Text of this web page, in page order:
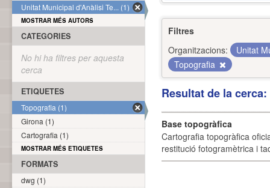
Filtres
Organitzacions:
Unitat
Topografia
Resultat de la
Base topogràfica
Cartografia topogràfica
restitució fotogramètrica i
Unitat Municipal d'Anàlisi Te... (1)
MOSTRAR MÉS AUTORS
CATEGORIES
No hi ha filtres per aquesta
cerca
ETIQUETES
Topografia (1)
Girona (1)
Cartografia (1)
MOSTRAR MÉS ETIQUETES
FORMATS
dwg (1)